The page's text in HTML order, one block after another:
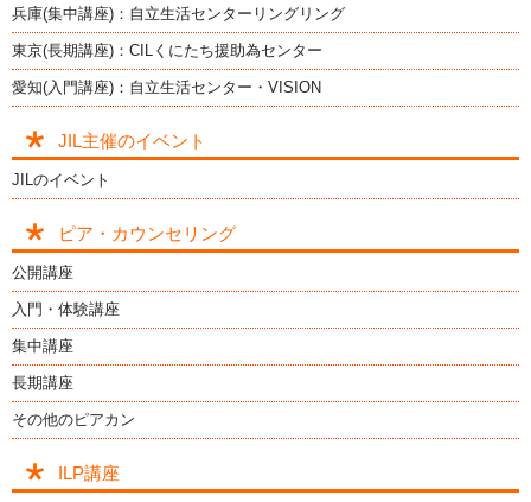
兵庫(集中講座)：自立生活センターリングリング
東京(長期講座)：CILくにたち援助為センター
愛知(入門講座)：自立生活センター・VISION
JIL主催のイベント
JILのイベント
ピア・カウンセリング
公開講座
入門・体験講座
集中講座
長期講座
その他のピアカン
ILP講座